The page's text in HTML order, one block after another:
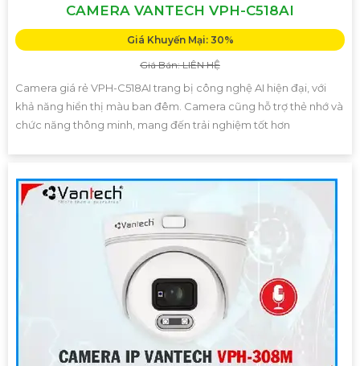
CAMERA VANTECH VPH-C518AI
Giá Khuyến Mại: 30%
Giá Bán: LIÊN HỆ
Camera giá rẻ VPH-C518AI trang bị công nghệ AI hiện đại, với
khả năng hiển thị màu ban đêm. Camera cũng hỗ trợ thẻ nhớ và
chức năng thông minh, mang đến trải nghiệm tốt hơn